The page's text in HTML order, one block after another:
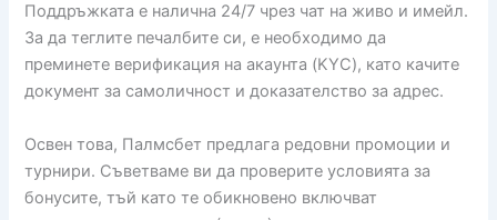
Поддръжката е налична 24/7 чрез чат на живо и имейл.
За да теглите печалбите си, е необходимо да
преминете верификация на акаунта (KYC), като качите
документ за самоличност и доказателство за адрес.
Освен това, Палмсбет предлага редовни промоции и
турнири. Съветваме ви да проверите условията за
бонусите, тъй като те обикновено включват